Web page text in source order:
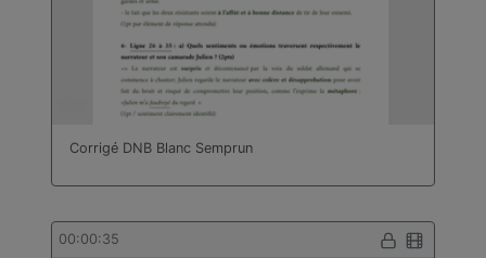
Corrigé DNB Blanc Semprun
00:00:35